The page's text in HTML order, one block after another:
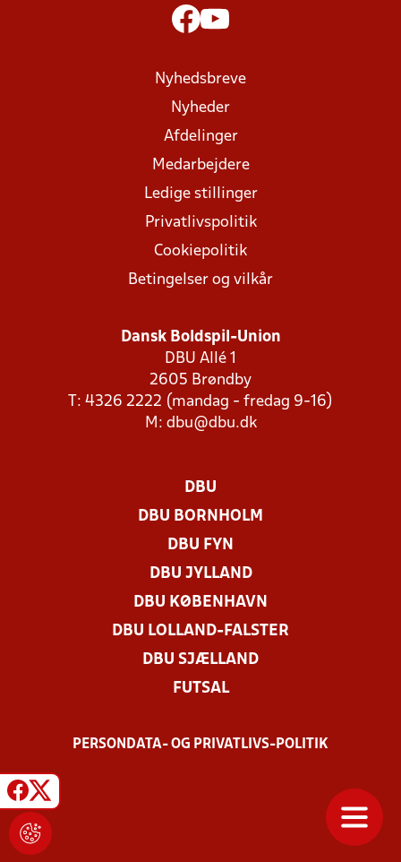
Nyhedsbreve
Nyheder
Afdelinger
Medarbejdere
Ledige stillinger
Privatlivspolitik
Cookiepolitik
Betingelser og vilkår
Dansk Boldspil-Union
DBU Allé 1
2605 Brøndby
T: 4326 2222 (mandag - fredag 9-16)
M: dbu@dbu.dk
DBU
DBU BORNHOLM
DBU FYN
DBU JYLLAND
DBU KØBENHAVN
DBU LOLLAND-FALSTER
DBU SJÆLLAND
FUTSAL
PERSONDATA- OG PRIVATLIVS-POLITIK